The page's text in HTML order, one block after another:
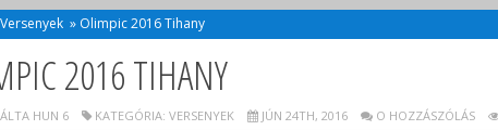
Versenyek » Olimpic 2016 Tihany
2016 TIHANY
HUN 6 KATEGÓRIA: VERSENYEK JÚN 24TH, 2016 O HOZZÁSZÓLÁS